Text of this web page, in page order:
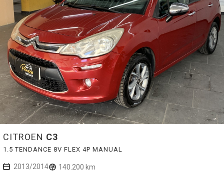
CITROEN C3
1.5 TENDANCE 8V FLEX 4P MANUAL
2013/2014 140.200 km